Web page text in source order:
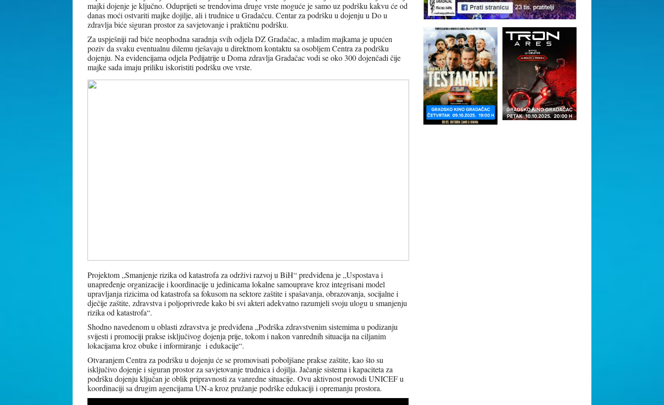
majki dojenje je ključno. Oduprijeti se trendovima druge vrste moguće je samo uz podršku kakvu će od
danas moći ostvariti majke dojilje, ali i trudnice u Gradačcu. Centar za podršku u dojenju u Do u
zdravlja biće siguran prostor za savjetovanje i praktičnu podršku.
Za uspješniji rad biće neophodna saradnja svih odjela DZ Gradačac, a mladim majkama je upućen
poziv da svaku eventualnu dilemu rješavaju u direktnom kontaktu sa osobljem Centra za podršku
dojenju. Na evidencijama odjela Pedijatrije u Doma zdravlja Gradačac vodi se oko 300 dojenčadi čije
majke sada imaju priliku iskoristiti podršku ove vrste.
Projektom „Smanjenje rizika od katastrofa za održivi razvoj u BiH“predviđena je „Uspostava i
unapređenje organizacije i koordinacije u jedinicama lokalne samouprave kroz integrisani model
upravljanja rizicima od katastrofa sa fokusom na sektore zaštite i spašavanja, obrazovanja, socijalne i
dječije zaštite, zdravstva i poljoprivrede kako bi svi akteri adekvatno razumjeli svoju ulogu u smanjenju
rizika od katastrofa“.
Shodno navedenom u oblasti zdravstva je predviđena „Podrška zdravstvenim sistemima u podizanju
svijesti i promociji prakse isključivog dojenja prije, tokom i nakon vanrednih situacija na ciljanim
lokacijama kroz obuke i informiranje i edukacije“.
Otvaranjem Centra za podršku u dojenju će se promovisati poboljšane prakse zaštite, kao što su
isključivo dojenje i siguran prostor za savjetovanje trudnica i dojilja. Jačanje sistema i kapaciteta za
podršku dojenju ključan je oblik pripravnosti za vanredne situacije. Ovu aktivnost provodi UNICEF u
koordinaciji sa drugim agencijama UN-a kroz pružanje podrške edukaciji i opremanju prostora.